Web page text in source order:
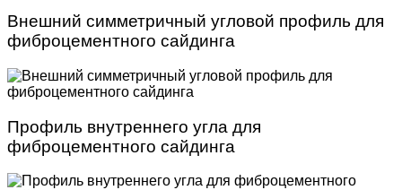
Внешний симметричный угловой профиль для
фиброцементного сайдинга
Профиль внутреннего угла для
фиброцементного сайдинга